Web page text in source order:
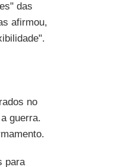
das
afirmou,
no
guerra.
para